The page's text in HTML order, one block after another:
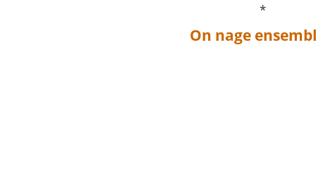
*
On nage